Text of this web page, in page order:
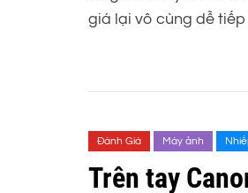
giá lại vô cùng dễ
Đánh Giá Máy ảnh
Trên tay